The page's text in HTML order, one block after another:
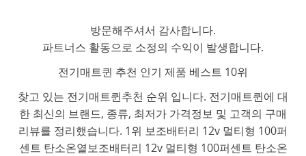
방문해주셔서 감사합니다.
파트너스 활동으로 소정의 수익이 발생합니다.
전기매트퀸 추천 인기 제품 베스트 10위
찾고 있는 전기매트퀸추천 순위 입니다. 전기매트퀸에 대
한 최신의 브랜드, 종류, 최저가 가격정보 및 고객의 구매
리뷰를 정리했습니다. 1위 보조배터리 12v 멀티형 100퍼
센트 탄소온열보조배터리 12v 멀티형 100퍼센트 탄소온